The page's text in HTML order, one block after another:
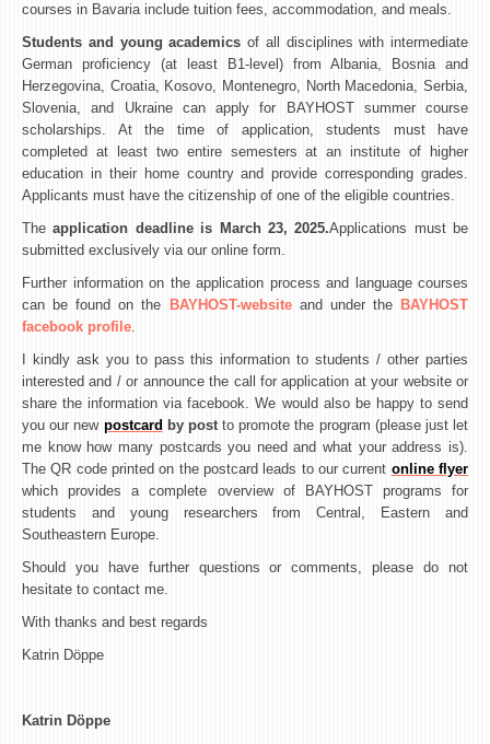
courses in Bavaria include tuition fees, accommodation, and meals.
Students and young academics of all disciplines with intermediate
German proficiency (at least B1-level) from Albania, Bosnia and
Herzegovina, Croatia, Kosovo, Montenegro, North Macedonia, Serbia,
Slovenia, and Ukraine can apply for BAYHOST summer course
scholarships. At the time of application, students must have
completed at least two entire semesters at an institute of higher
education in their home country and provide corresponding grades.
Applicants must have the citizenship of one of the eligible countries.
Theapplication deadline is March 23, 2025.Applications must be
submitted exclusively via our online form.
Further information on the application process and language courses
can be found on the
BAYHOST-websiteand under the BAYHOST
facebook profile.
I kindly ask you to pass this information to students / other parties
interested and / or announce the call for application at your website or
share the information via facebook. We would also be happy to send
you our new postcard by postto promote the program (please just let
me know how many postcards you need and what your address is).
The QR code printed on the postcard leads to our current online flyer
which provides a complete overview of BAYHOST programs for
students and young researchers from Central, Eastern and
Southeastern Europe.
Should you have further questions or comments, please do not
hesitate to contact me.
With thanks and best regards
Katrin Döppe
Katrin Döppe